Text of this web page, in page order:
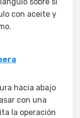
sobre sí
con aceite y
hacia abajo
con una
la operación